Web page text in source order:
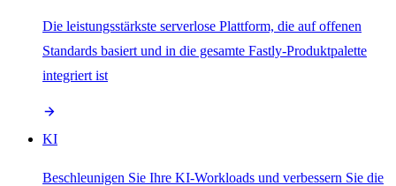
Die leistungsstärkste serverlose Plattform, die auf offenen
Standards basiert und in die gesamte Fastly-Produktpalette
integriert ist
KI
Beschleunigen Sie Ihre KI-Workloads und verbessern Sie die